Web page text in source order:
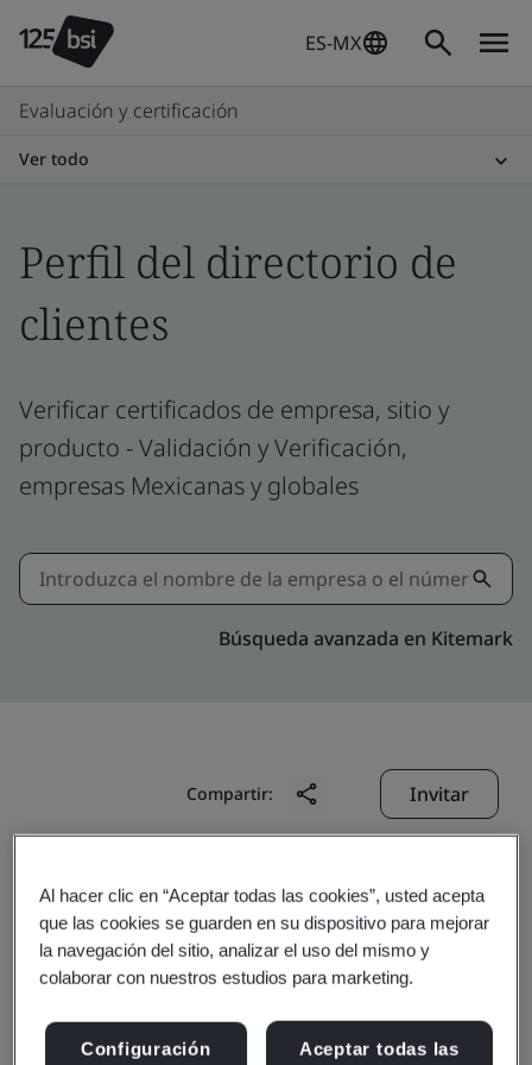
ES-MX
Evaluación y certificación
Ver todo
Perfil del directorio de
clientes
Verificar certificados de empresa, sitio y
producto - Validación y Verificación,
empresas Mexicanas y globales
Búsqueda avanzada en Kitemark
Compartir: Invitar
Shenyang Yifeng
Al hacer clic en “Aceptar todas las cookies”, usted acepta
que las cookies se guarden en su dispositivo para mejorar
la navegación del sitio, analizar el uso del mismo y
colaborar con nuestros estudios para marketing.
Configuración
Aceptar todas las